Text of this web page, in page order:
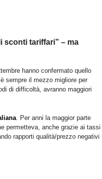
sconti tariffari” – ma
hanno confermato quello
sempre il mezzo migliore per
di difficoltà, avranno maggiori
. Per anni la maggior parte
permetteva, anche grazie ai tassi
rapporti qualità/prezzo negativi